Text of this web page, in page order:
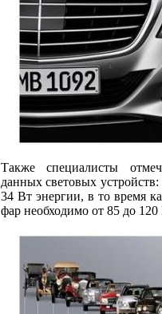
Также специалисты
данных световых
34 Вт энергии, в то время
фар необходимо от 85 до 120